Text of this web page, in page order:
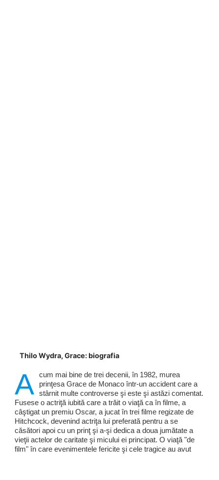
Thilo Wydra, Grace: biografia
A cum mai bine de trei decenii, în 1982, murea
prinţesa Grace de Monaco într-un accident care a
stârnit multe controverse şi este şi astăzi comentat.
Fusese o actriţă iubită care a trăit o viaţă ca în filme, a
câştigat un premiu Oscar, a jucat în trei filme regizate de
Hitchcock, devenind actriţa lui preferată pentru a se
căsători apoi cu un prinţ şi a-şi dedica a doua jumătate a
vieţii actelor de caritate şi micului ei principat. O viaţă "de
film" în care evenimentele fericite şi cele tragice au avut